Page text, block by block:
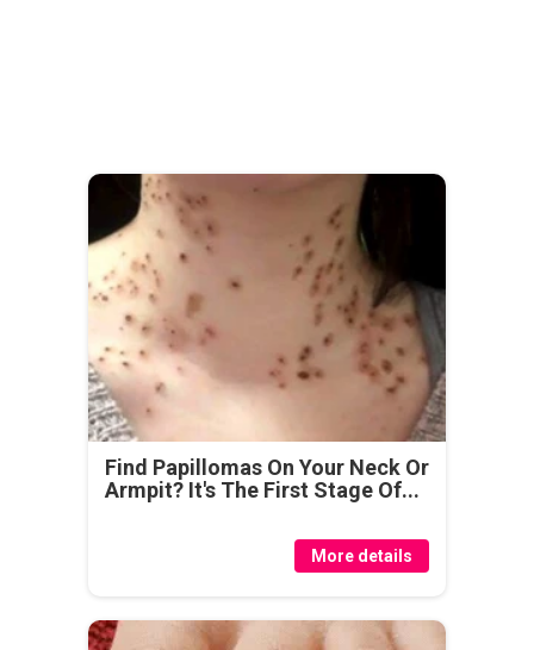
Find Papillomas On Your Neck Or
Armpit? It's The First Stage Of...
More details